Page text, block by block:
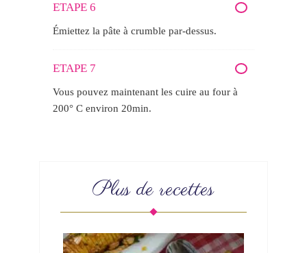
ETAPE 6
Émiettez la pâte à crumble par-dessus.
ETAPE 7
Vous pouvez maintenant les cuire au four à
200° C environ 20min.
Plus de recettes